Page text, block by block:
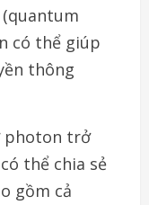
có thể giúp
thông
photon trở
thể chia sẻ
gồm cả